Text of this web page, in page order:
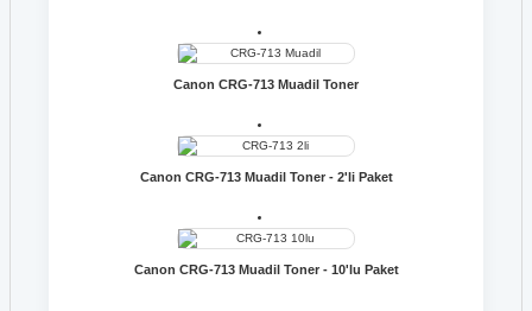
Canon CRG-713 Muadil Toner
Canon CRG-713 Muadil Toner - 2'li Paket
Canon CRG-713 Muadil Toner - 10'lu Paket